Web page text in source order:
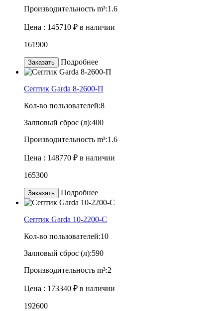
Производительность m³:1.6
Цена : 145710 ₽ в наличии
161900
Заказать Подробнее
Септик Garda 8-2600-П
Кол-во пользователей:8
Залповый сброс (л):400
Производительность m³:1.6
Цена : 148770 ₽ в наличии
165300
Заказать Подробнее
Септик Garda 10-2200-C
Кол-во пользователей:10
Залповый сброс (л):590
Производительность m³:2
Цена : 173340 ₽ в наличии
192600